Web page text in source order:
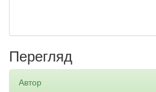
Перегляд
Автор